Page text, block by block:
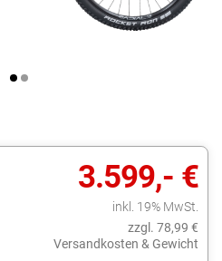
3.599,- €
inkl. 19% MwSt.
zzgl. 78,99 €
Versandkosten & Gewicht